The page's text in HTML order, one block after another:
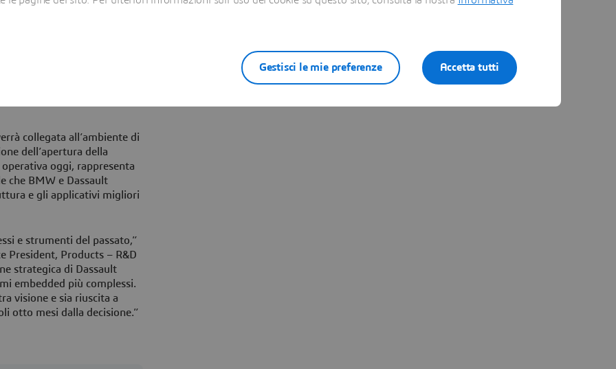
dei futuri sistemi
master per
funzioni dell'auto. Il
hardware e software nel
significativa dei
collegata all’ambiente di
dell’apertura della
oggi, rappresenta
che BMW e Dassault
e gli applicativi migliori
e strumenti del passato,”
President, Products – R&D
strategica di Dassault
embedded più complessi.
visione e sia riuscita a
otto mesi dalla decisione.”
Accetta tutti
Gestisci le mie preferenze